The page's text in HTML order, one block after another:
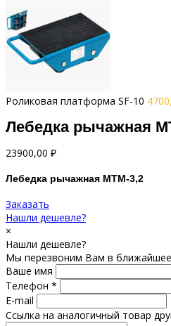
Роликовая платформа SF-10
Лебедка рычажная
23900,00 ₽
Лебедка рычажная МТМ-3,2
Заказать
Нашли дешевле?
×
Нашли дешевле?
Мы перезвоним Вам в
Ваше имя
Телефон *
E-mail
Ссылка на аналогичный товар